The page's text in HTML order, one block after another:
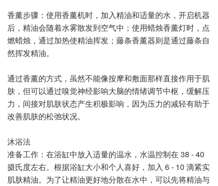
香薰步骤：使用香薰机时，加入精油和适量的水，开启机器
后，精油会随着水雾散发到空气中；使用蜡烛香薰灯时，点
燃蜡烛，通过加热使精油挥发；藤条香薰器则是通过藤条自
然挥发精油。
通过香薰的方式，虽然不能像按摩和敷面那样直接作用于肌
肤，但可以通过嗅觉神经影响大脑的情绪调节中枢，缓解压
力，间接对肌肤状态产生积极影响，因为压力的减轻有助于
改善肌肤的松弛状况。
沐浴法
准备工作：在浴缸中放入适量的温水，水温控制在 38 - 40
摄氏度左右。根据浴缸大小和个人喜好，加入 6 - 10 滴紧实
肌肤精油。为了让精油更好地分散在水中，可以先将精油与